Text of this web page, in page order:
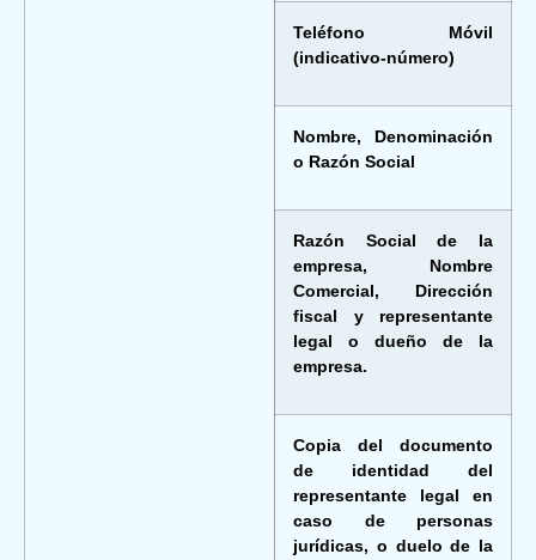
Teléfono Móvil
(indicativo-número)
Nombre, Denominación
o Razón Social
Razón Social de la
empresa, Nombre
Comercial, Dirección
fiscal y representante
legal o dueño de la
empresa.
Copia del documento
de identidad del
representante legal en
caso de personas
jurídicas, o duelo de la